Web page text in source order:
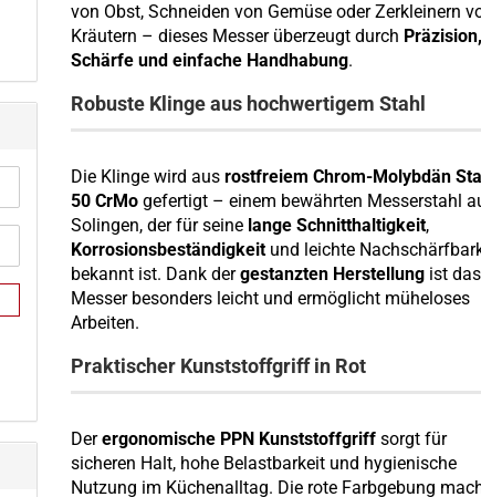
von Obst, Schneiden von Gemüse oder Zerkleinern
Kräutern – dieses Messer überzeugt durch Präzision,
Schärfe und einfache Handhabung.
Robuste Klinge aus hochwertigem Stahl
Die Klinge wird ausrostfreiem Chrom-Molybdän
50 CrMo gefertigt – einem bewährten Messerstahl
Solingen, der für seine lange Schnitthaltigkeit,
Korrosionsbeständigkeitund leichte
bekannt ist. Dank dergestanzten Herstellung ist das
Messer besonders leicht und ermöglicht müheloses
Arbeiten.
Praktischer Kunststoffgriff in Rot
Derergonomische PPN Kunststoffgriff sorgt für
sicheren Halt, hohe Belastbarkeit und hygienische
Nutzung im Küchenalltag. Die rote Farbgebung